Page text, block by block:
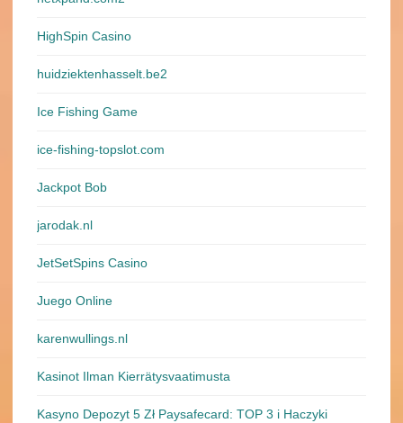
HighSpin Casino
huidziektenhasselt.be2
Ice Fishing Game
ice-fishing-topslot.com
Jackpot Bob
jarodak.nl
JetSetSpins Casino
Juego Online
karenwullings.nl
Kasinot Ilman Kierrätysvaatimusta
Kasyno Depozyt 5 Zł Paysafecard: TOP 3 i Haczyki